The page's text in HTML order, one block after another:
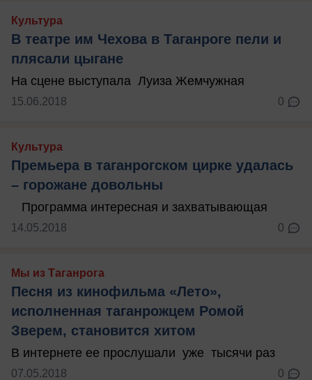
Культура
В театре им Чехова в Таганроге пели и
плясали цыгане
На сцене выступала Луиза Жемчужная
15.06.2018 0
Культура
Премьера в таганрогском цирке удалась
– горожане довольны
Программа интересная и захватывающая
14.05.2018 0
Мы из Таганрога
Песня из кинофильма «Лето»,
исполненная таганрожцем Ромой
Зверем, становится хитом
В интернете ее прослушали уже тысячи раз
07.05.2018 0